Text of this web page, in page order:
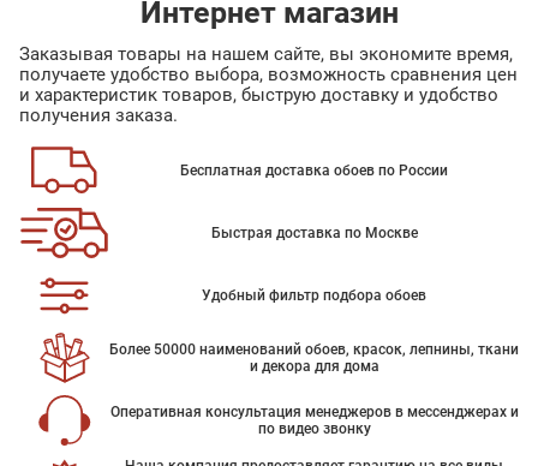
Интернет магазин
Заказывая товары на нашем сайте, вы экономите время,
получаете удобство выбора, возможность сравнения цен
и характеристик товаров, быструю доставку и удобство
получения заказа.
Бесплатная доставка обоев по России
Быстрая доставка по Москве
Удобный фильтр подбора обоев
Более 50000 наименований обоев, красок, лепнины, ткани
и декора для дома
Оперативная консультация менеджеров в мессенджерах и
по видео звонку